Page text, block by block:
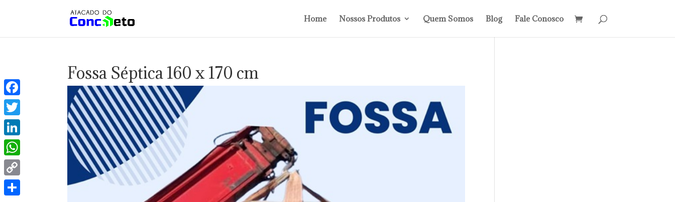
Home Nossos Produtos Quem Somos Blog Fale Conosco
Fossa Séptica 160 x 170 cm
Facebook
Twitter
LinkedIn
WhatsApp
Copy